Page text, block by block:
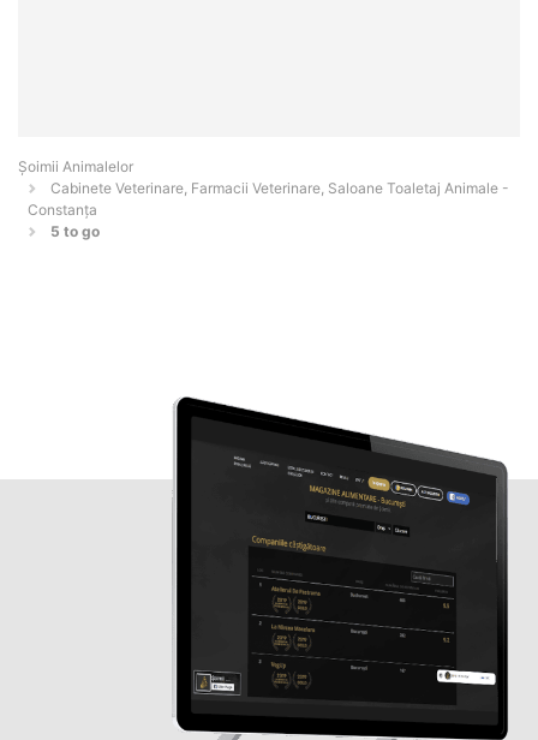
Şoimii Animalelor
Cabinete Veterinare, Farmacii Veterinare, Saloane Toaletaj Animale -
Constanţa
5 to go